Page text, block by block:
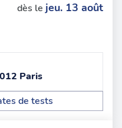
dès le jeu. 13 août
Paris
de tests